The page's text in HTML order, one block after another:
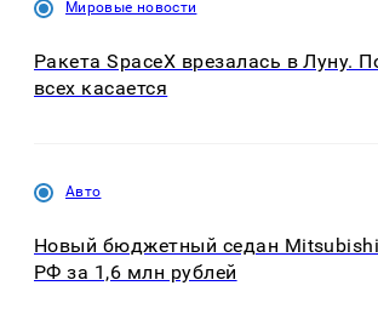
Мировые новости
Ракета SpaceX врезалась в Луну.
всех касается
Авто
Новый бюджетный седан
РФ за 1,6 млн рублей